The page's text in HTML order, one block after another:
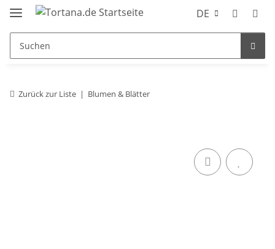
DE
Zurück zur Liste Blumen & Blätter